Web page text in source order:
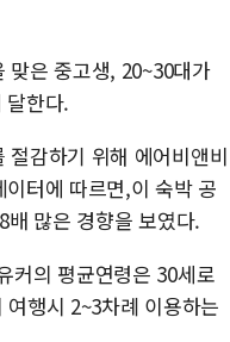
맞은 중고생, 20~30대가
한다.
감하기 위해 에어비앤비
터에 따르면,이 숙박 공
많은 경향을 보였다.
의 평균연령은 30세로
행시 2~3차례 이용하는